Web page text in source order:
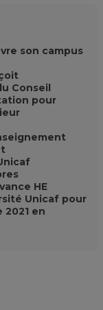
son campus
Conseil
pour
HE
Unicaf pour
2021 en